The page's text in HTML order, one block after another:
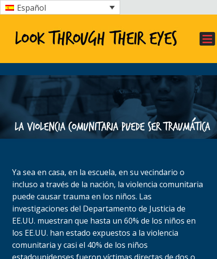
Español
Ya sea en casa, en la escuela, en su vecindario o
incluso a través de la nación, la violencia comunitaria
puede causar trauma en los niños. Las
investigaciones del Departamento de Justicia de
EE.UU. muestran que hasta un 60% de los niños en
los EE.UU. han estado expuestos a la violencia
comunitaria y casi el 40% de los niños